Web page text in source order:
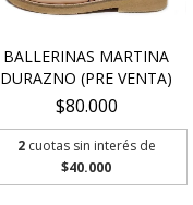
BALLERINAS MARTINA
DURAZNO (PRE VENTA)
$80.000
2 cuotas sin interés de
$40.000